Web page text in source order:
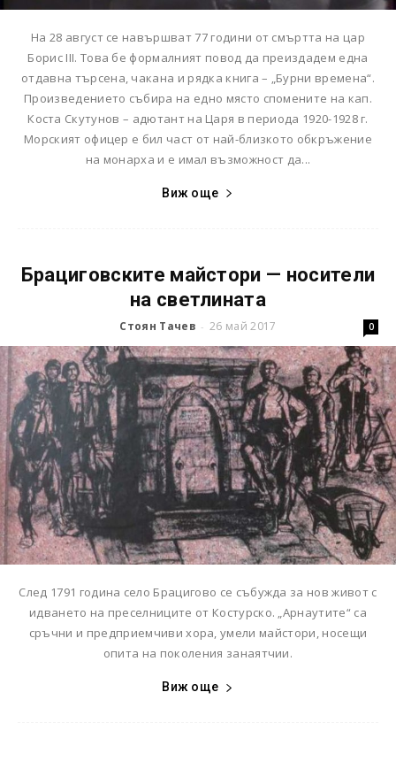
На 28 август се навършват 77 години от смъртта на цар
Борис III. Това бе формалният повод да преиздадем една
отдавна търсена, чакана и рядка книга – „Бурни времена“.
Произведението събира на едно място спомените на кап.
Коста Скутунов – адютант на Царя в периода 1920-1928 г.
Морският офицер е бил част от най-близкото обкръжение
на монарха и е имал възможност да...
Виж още
Брациговските майстори — носители
на светлината
Стоян Тачев - 26 май 2017 0
След 1791 година село Брацигово се събужда за нов живот с
идването на преселниците от Костурско. „Арнаутите“ са
сръчни и предприемчиви хора, умели майстори, носещи
опита на поколения занаятчии.
Виж още